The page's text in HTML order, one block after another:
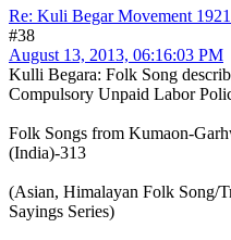
Re: Kuli Begar Movement
#38
August 13, 2013, 06:16:03 PM
Kulli Begara: Folk Song
Compulsory Unpaid Labor
Folk Songs from Kumaon-
(India)-313
(Asian, Himalayan Folk Song/
Sayings Series)